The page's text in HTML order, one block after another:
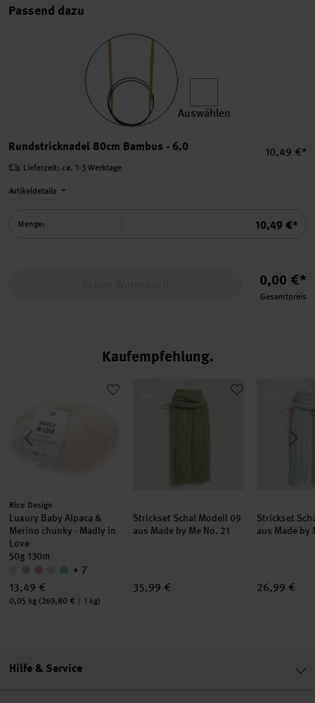
Passend dazu
Auswählen
Rundstricknadel 80cm Bambus - 6,0
10,49 €*
Summe
10,49 €*
Lieferzeit: ca. 1-3 Werktage
Artikeldetails
Menge:
0,00 €*
Gesamtpreis
Kaufempfehlung
24 aus Made by Me No. 21
Luxury Baby Alpaca & Merino chunky - Madly in Love
Hersteller:
Rico Design
Luxury Baby Alpaca &
Merino chunky - Madly in
Love
50g 130m
+ 7
13,49 €
Inhalt:
0,05 kg (269,80 € / 1 kg)
Strickset Schal Modell 09 aus Made
Strickset Schal Modell 09
aus Made by Me No. 21
35,99 €
Strickset
aus Made by
26,99 €
Hilfe & Service